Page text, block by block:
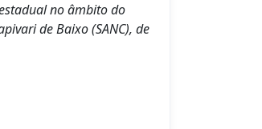
no âmbito do
de Baixo (SANC), de